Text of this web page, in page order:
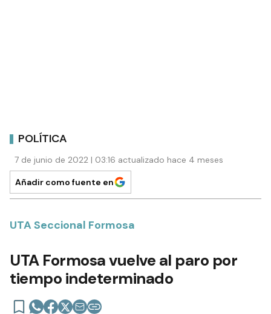
POLÍTICA
7 de junio de 2022 | 03:16 actualizado hace 4 meses
Añadir como fuente en
UTA Seccional Formosa
UTA Formosa vuelve al paro por
tiempo indeterminado